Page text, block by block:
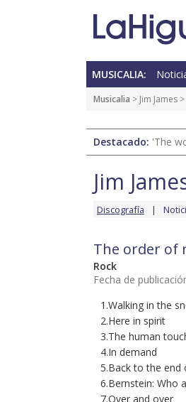
MUSICALIA:
Musicalia > Jim James
Destacado: 'The
Jim
Discografía
The order of
Rock
Fecha de
1.Walking in the
2.Here in spirit
3.The human
4.In demand
5.Back to the end
6.Bernstein: Who
7.Over and over